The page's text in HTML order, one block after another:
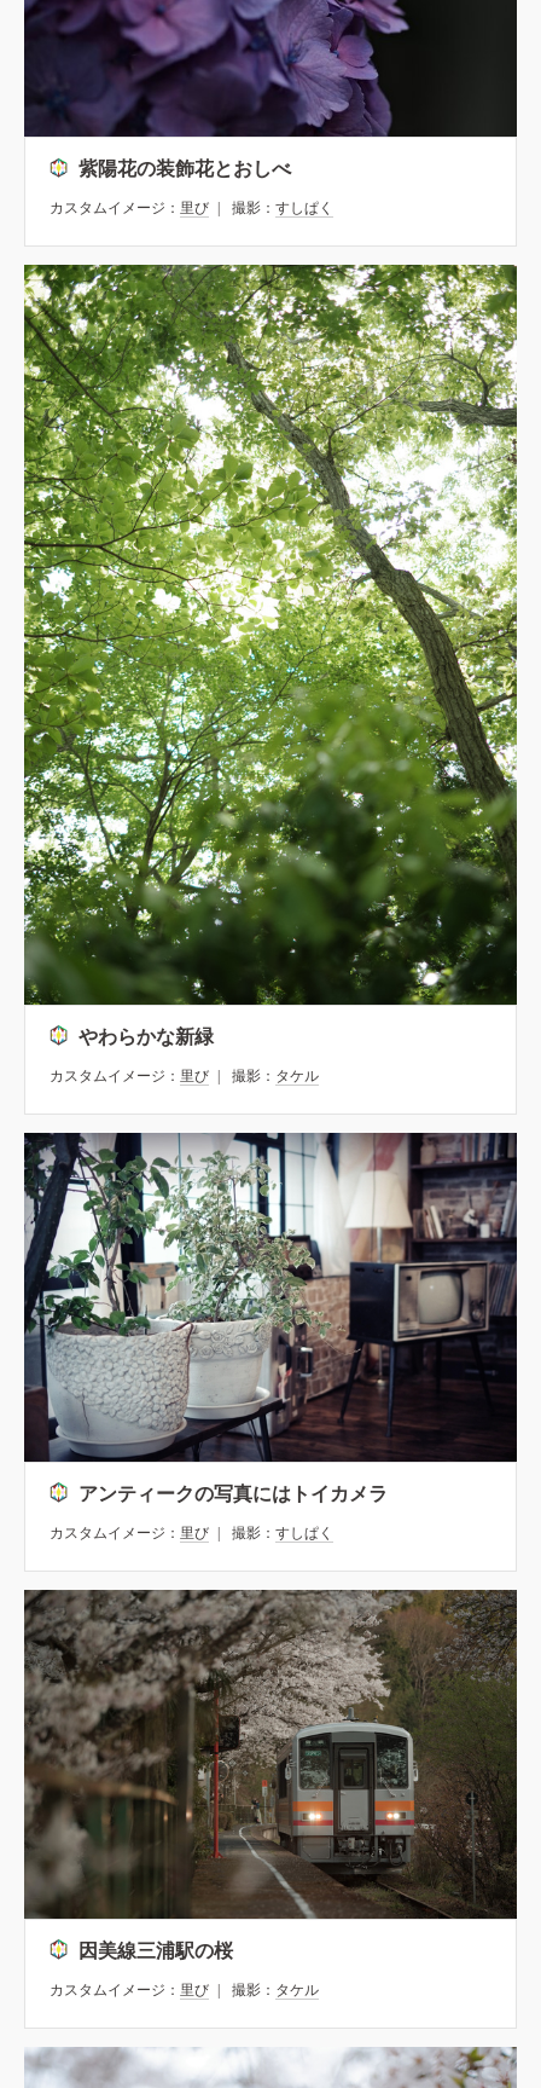
紫陽花の装飾花とおしべ
カスタムイメージ： 里び 撮影： すしぱく
やわらかな新緑
カスタムイメージ： 里び 撮影： タケル
アンティークの写真にはトイカメラ
カスタムイメージ： 里び 撮影： すしぱく
因美線三浦駅の桜
カスタムイメージ： 里び 撮影： タケル